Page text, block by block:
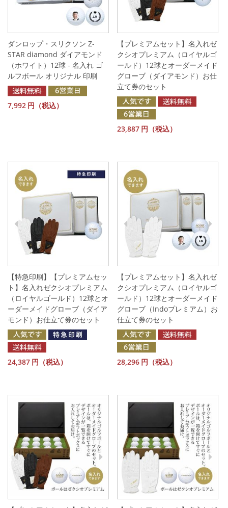
ダンロップ・スリクソン Z-
STAR diamond ダイアモンド
（ホワイト）12球 - 名入れ ゴ
ルフボール オリジナル 印刷
7,992 円（税込）
【プレミアムセット】名入れゼ
クシオプレミアム（ロイヤルゴ
ールド）12球とオーダーメイド
グローブ（ダイアモンド）お仕
立て券のセット
23,887 円（税込）
【特急印刷】【プレミアムセッ
ト】名入れゼクシオプレミアム
（ロイヤルゴールド）12球とオ
ーダーメイドグローブ（ダイア
モンド）お仕立て券のセット
24,387 円（税込）
【プレミアムセット】名入れゼ
クシオプレミアム（ロイヤルゴ
ールド）12球とオーダーメイド
グローブ（Indoプレミアム）お
仕立て券のセット
28,296 円（税込）